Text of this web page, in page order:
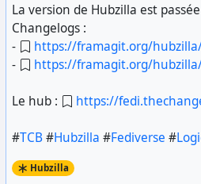
La version de Hubzilla est
Changelogs :
-
https://framagit.org/
-
https://framagit.org/
Le hub : https://
#TCB#Hubzilla #Fediverse #
Hubzilla